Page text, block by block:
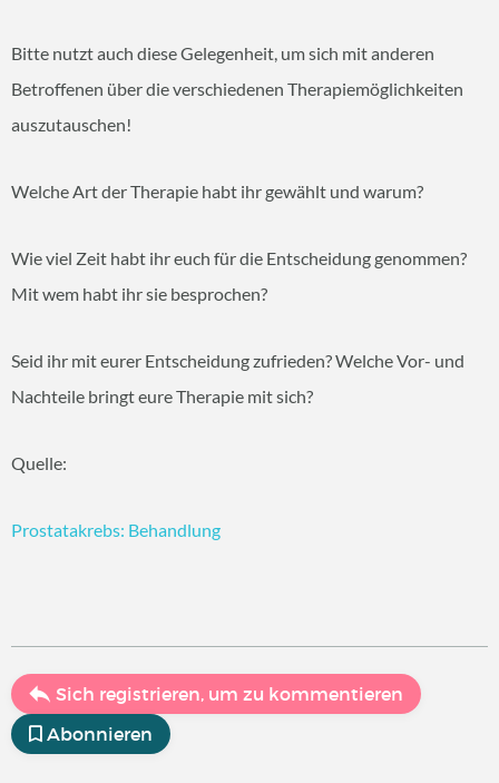
Bitte nutzt auch diese Gelegenheit, um sich mit anderen
Betroffenen über die verschiedenen Therapiemöglichkeiten
auszutauschen!
Welche Art der Therapie habt ihr gewählt und warum?
Wie viel Zeit habt ihr euch für die Entscheidung genommen?
Mit wem habt ihr sie besprochen?
Seid ihr mit eurer Entscheidung zufrieden? Welche Vor- und
Nachteile bringt eure Therapie mit sich?
Quelle:
Prostatakrebs: Behandlung
Sich registrieren, um zu kommentieren
Abonnieren